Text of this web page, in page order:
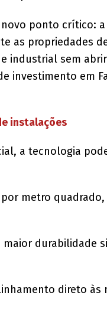
ponto crítico:
as propriedades
industrial sem
investimento em
instalações
a tecnologia
metro
maior durabilidade
direto às